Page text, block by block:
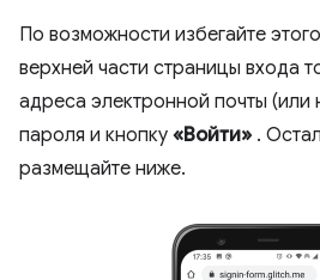
По возможности избегайте
верхней части страницы входа
адреса электронной почты (или
пароля и кнопку «Войти» .
размещайте ниже.